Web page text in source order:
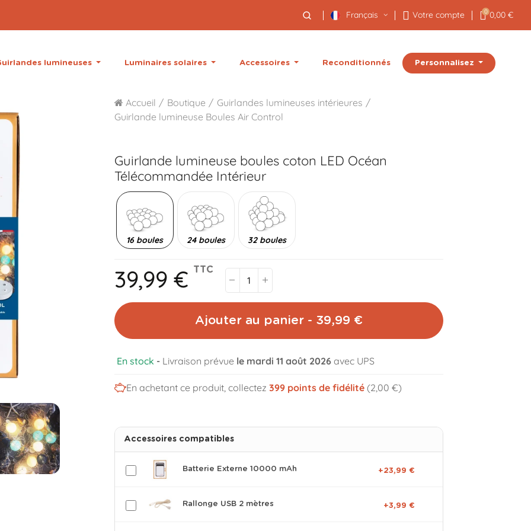
Français Votre compte 0 0,00 €
lumineuses Luminaires solaires Accessoires Reconditionnés Personnalisez
Accueil Boutique
Guirlandes lumineuses intérieures
Guirlande lumineuse Boules Air Control
Guirlande lumineuse boules coton LED Océan
Télécommandée Intérieur
16 boules 24 boules 32 boules
39,99 € TTC
Ajouter au panier - 39,99 €
En stock - Livraison prévue le mardi 11 août 2026 avec UPS
En achetant ce produit, collectez 399points de fidélité (2,00 €)
Accessoires compatibles
Batterie Externe 10000 mAh +23,99 €
Rallonge USB 2 mètres +3,99 €